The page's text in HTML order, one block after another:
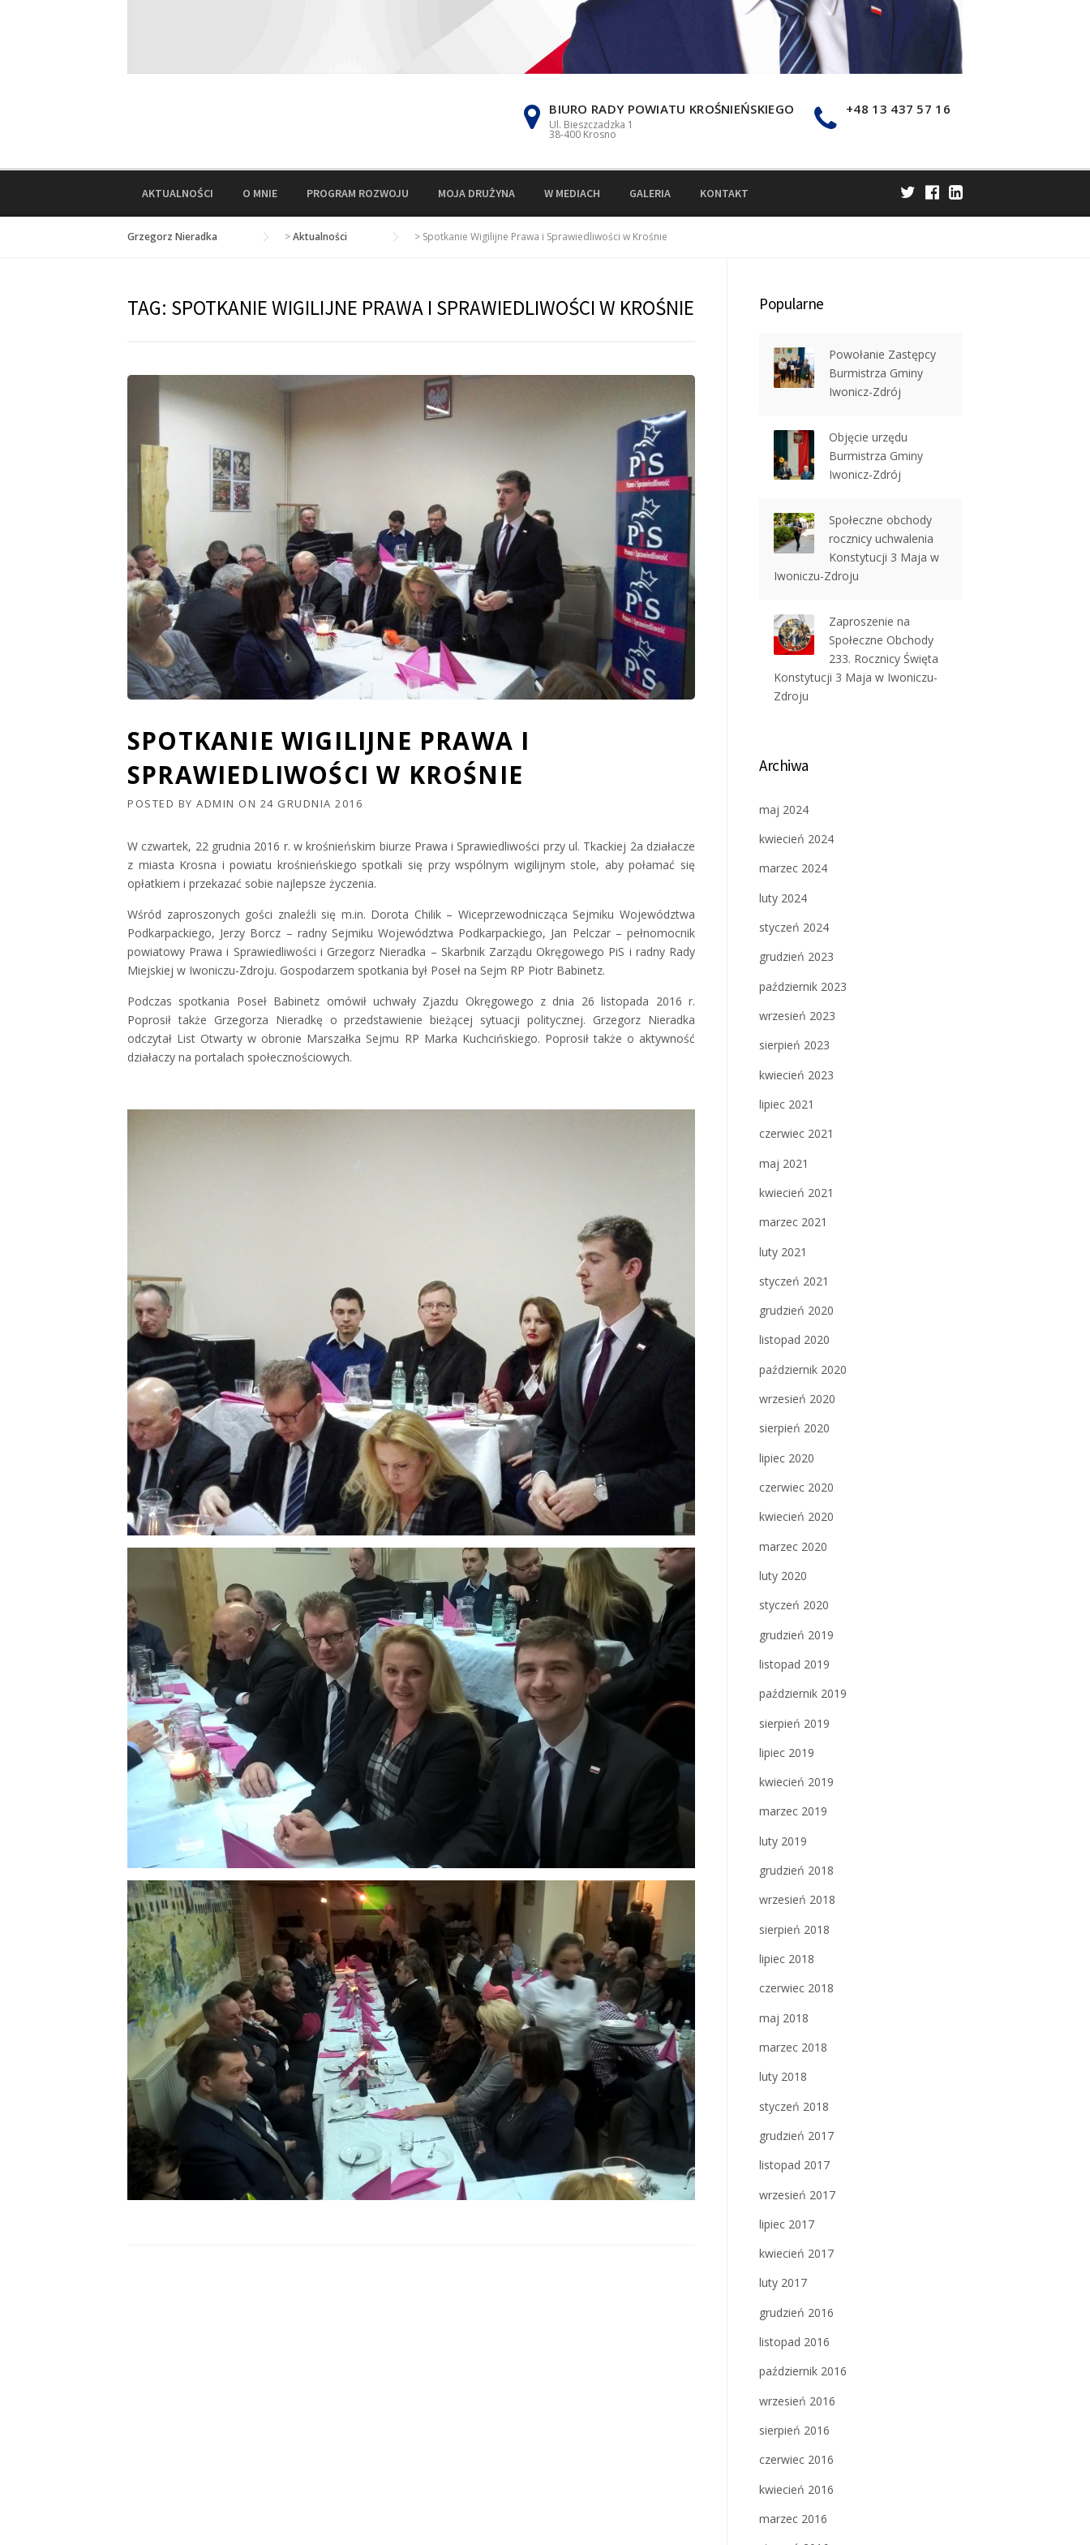
BIURO RADY POWIATU KROŚNIEŃSKIEGO
Ul. Bieszczadzka 1
38-400 Krosno
+48 13 437 57 16
AKTUALNOŚCI O MNIE PROGRAM ROZWOJU MOJA DRUŻYNA W MEDIACH GALERIA KONTAKT
Grzegorz Nieradka >Aktualności > Spotkanie Wigilijne Prawa i Sprawiedliwości w Krośnie
TAG: SPOTKANIE WIGILIJNE PRAWA I SPRAWIEDLIWOŚCI W KROŚNIE
SPOTKANIE WIGILIJNE PRAWA I
SPRAWIEDLIWOŚCI W KROŚNIE
POSTED BY ADMIN ON 24 GRUDNIA 2016
W czwartek, 22 grudnia 2016 r. w krośnieńskim biurze Prawa i Sprawiedliwości przy ul. Tkackiej 2a działacze
z miasta Krosna i powiatu krośnieńskiego spotkali się przy wspólnym wigilijnym stole, aby połamać się
opłatkiem i przekazać sobie najlepsze życzenia.
Wśród zaproszonych gości znaleźli się m.in. Dorota Chilik – Wiceprzewodnicząca Sejmiku Województwa
Podkarpackiego, Jerzy Borcz – radny Sejmiku Województwa Podkarpackiego, Jan Pelczar – pełnomocnik
powiatowy Prawa i Sprawiedliwości i Grzegorz Nieradka – Skarbnik Zarządu Okręgowego PiS i radny Rady
Miejskiej w Iwoniczu-Zdroju. Gospodarzem spotkania był Poseł na Sejm RP Piotr Babinetz.
Podczas spotkania Poseł Babinetz omówił uchwały Zjazdu Okręgowego z dnia 26 listopada 2016 r.
Poprosił także Grzegorza Nieradkę o przedstawienie bieżącej sytuacji politycznej. Grzegorz Nieradka
odczytał List Otwarty w obronie Marszałka Sejmu RP Marka Kuchcińskiego. Poprosił także o aktywność
działaczy na portalach społecznościowych.
Popularne
Powołanie Zastępcy
Burmistrza Gminy
Iwonicz-Zdrój
Objęcie urzędu
Burmistrza Gminy
Iwonicz-Zdrój
Społeczne obchody
rocznicy uchwalenia
Konstytucji 3 Maja w
Iwoniczu-Zdroju
Zaproszenie na
Społeczne Obchody
233. Rocznicy Święta
Konstytucji 3 Maja w Iwoniczu-
Zdroju
Archiwa
maj 2024
kwiecień 2024
marzec 2024
luty 2024
styczeń 2024
grudzień 2023
październik 2023
wrzesień 2023
sierpień 2023
kwiecień 2023
lipiec 2021
czerwiec 2021
maj 2021
kwiecień 2021
marzec 2021
luty 2021
styczeń 2021
grudzień 2020
listopad 2020
październik 2020
wrzesień 2020
sierpień 2020
lipiec 2020
czerwiec 2020
kwiecień 2020
marzec 2020
luty 2020
styczeń 2020
grudzień 2019
listopad 2019
październik 2019
sierpień 2019
lipiec 2019
kwiecień 2019
marzec 2019
luty 2019
grudzień 2018
wrzesień 2018
sierpień 2018
lipiec 2018
czerwiec 2018
maj 2018
marzec 2018
luty 2018
styczeń 2018
grudzień 2017
listopad 2017
wrzesień 2017
lipiec 2017
kwiecień 2017
luty 2017
grudzień 2016
listopad 2016
październik 2016
wrzesień 2016
sierpień 2016
czerwiec 2016
kwiecień 2016
marzec 2016